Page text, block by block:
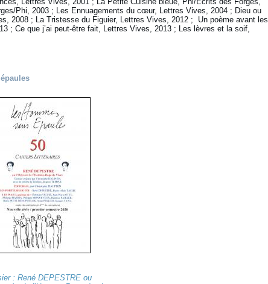
Phi, 2003 ; Les Ennuagements du cœur, Lettres Vives, 2004 ; Dieu ou
2008 ; La Tristesse du Figuier, Lettres Vives, 2012 ; Un poème avant les
; Ce que j’ai peut-être fait, Lettres Vives, 2013 ; Les lèvres et la soif,
: René DEPESTRE ou